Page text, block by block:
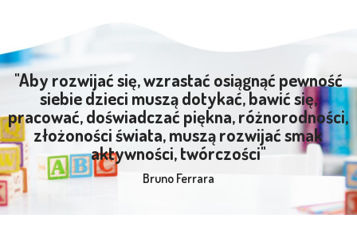
"Aby rozwijać się, wzrastać osiągnąć pewność
siebie dzieci muszą dotykać, bawić się,
pracować, doświadczać piękna, różnorodności,
złożoności świata, muszą rozwijać smak
aktywności, twórczości"
Bruno Ferrara